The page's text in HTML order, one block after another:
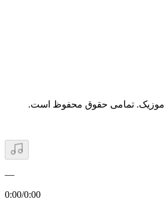
موزیک. تمامی حقوق محفوظ است.
—
0:00/0:00